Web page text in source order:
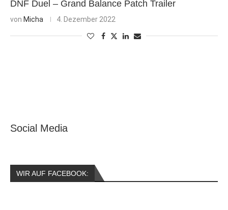
DNF Duel – Grand Balance Patch Trailer
von Micha 4. Dezember 2022
Social Media
WIR AUF FACEBOOK: